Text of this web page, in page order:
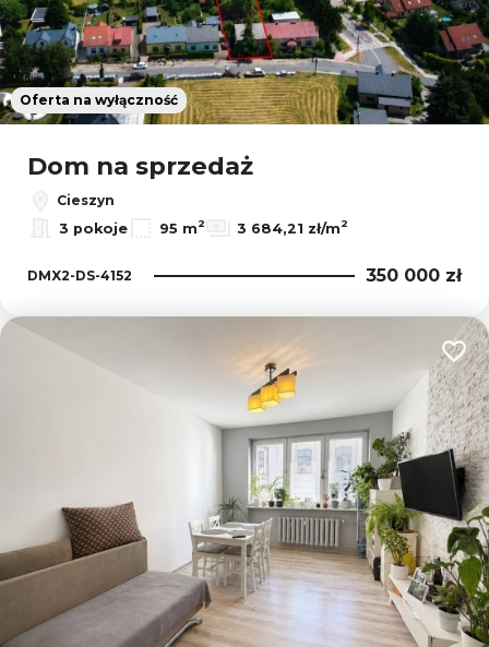
Oferta na wyłączność
Dom na sprzedaż
Cieszyn
3 pokoje
95 m2 3 684,21 zł/m2
DMX2-DS-4152 350 000 zł